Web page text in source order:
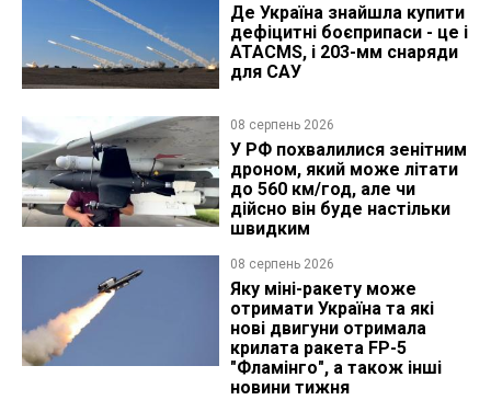
Де Україна знайшла купити
дефіцитні боєприпаси - це і
ATACMS, і 203-мм снаряди
для САУ
08 серпень 2026
У РФ похвалилися зенітним
дроном, який може літати
до 560 км/год, але чи
дійсно він буде настільки
швидким
08 серпень 2026
Яку міні-ракету може
отримати Україна та які
нові двигуни отримала
крилата ракета FP-5
"Фламінго", а також інші
новини тижня